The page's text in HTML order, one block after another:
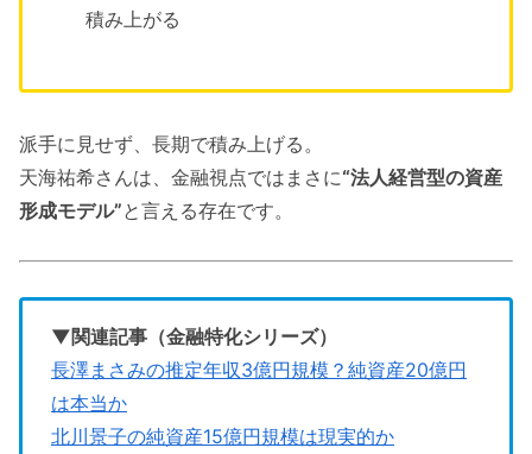
積み上がる
派手に見せず、長期で積み上げる。
天海祐希さんは、金融視点ではまさに“法人経営型の資産
形成モデル”と言える存在です。
▼関連記事（金融特化シリーズ）
長澤まさみの推定年収3億円規模？純資産20億円
は本当か
北川景子の純資産15億円規模は現実的か